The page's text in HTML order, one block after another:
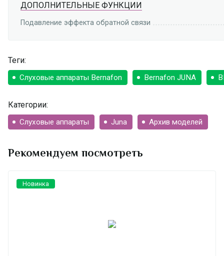
ДОПОЛНИТЕЛЬНЫЕ ФУНКЦИИ
Подавление эффекта обратной связи
Теги:
Слуховые аппараты Bernafon Bernafon JUNA
Категории:
Слуховые аппараты Juna Архив моделей
Рекомендуем посмотреть
Новинка